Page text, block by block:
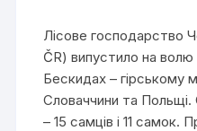
Лісове господарство
ČR) випустило на волю
Бескидах – гірському
Словаччини та
– 15 самців і 11 самок.